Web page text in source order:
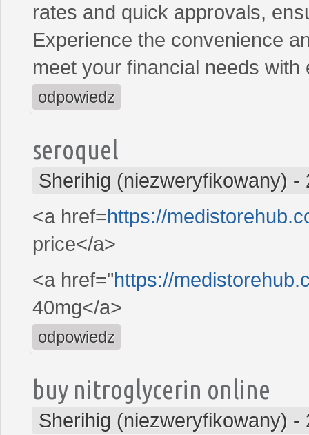
rates and quick approvals,
Experience the convenience
meet your financial needs with
odpowiedz
seroquel
Sherihig (niezweryfikowany) -
<a href=https://
price</a>
<a href="https://
40mg</a>
odpowiedz
buy nitroglycerin online
Sherihig (niezweryfikowany) -